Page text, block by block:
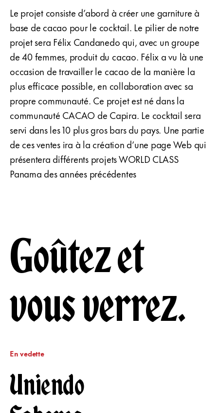
Le projet consiste d’abord à créer une garniture à
base de cacao pour le cocktail. Le pilier de notre
projet sera Félix Candanedo qui, avec un groupe
de 40 femmes, produit du cacao. Félix a vu là une
occasion de travailler le cacao de la manière la
plus efficace possible, en collaboration avec sa
propre communauté. Ce projet est né dans la
communauté CACAO de Capira. Le cocktail sera
servi dans les 10 plus gros bars du pays. Une partie
de ces ventes ira à la création d’une page Web qui
présentera différents projets WORLD CLASS
Panama des années précédentes
Goûtez et
vous verrez.
En vedette
Uniendo